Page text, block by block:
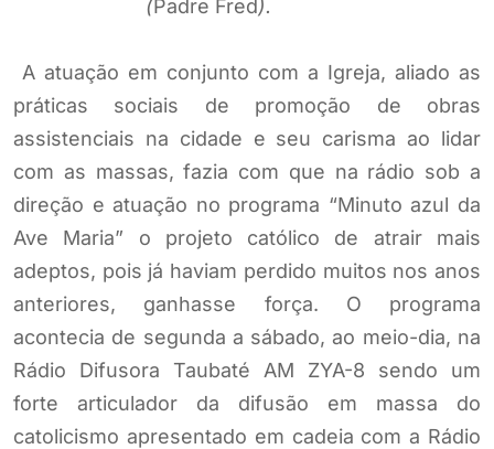
(Padre Fred).
A atuação em conjunto com a Igreja, aliado as
práticas sociais de promoção de obras
assistenciais na cidade e seu carisma ao lidar
com as massas, fazia com que na rádio sob a
direção e atuação no programa “Minuto azul da
Ave Maria” o projeto católico de atrair mais
adeptos, pois já haviam perdido muitos nos anos
anteriores, ganhasse força. O programa
acontecia de segunda a sábado, ao meio-dia, na
Rádio Difusora Taubaté AM ZYA-8 sendo um
forte articulador da difusão em massa do
catolicismo apresentado em cadeia com a Rádio